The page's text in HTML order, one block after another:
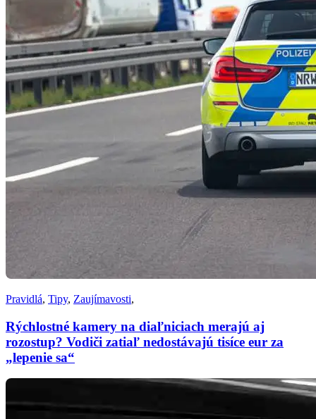
Pravidlá, Tipy, Zaujímavosti,
Rýchlostné kamery na diaľniciach merajú aj
rozostup? Vodiči zatiaľ nedostávajú tisíce eur za
„lepenie sa“